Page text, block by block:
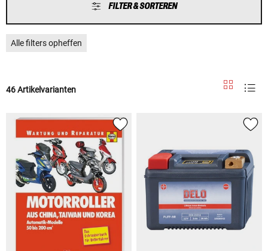
FILTER & SORTEREN
Alle filters opheffen
46 Artikelvarianten